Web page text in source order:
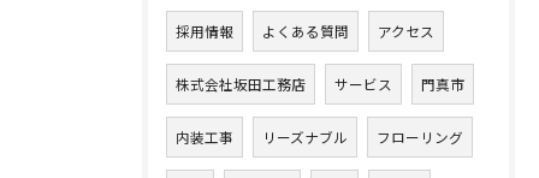
採用情報 よくある質問 アクセス
株式会社坂田工務店 サービス 門真市
内装工事 リーズナブル フローリング
お問い合わせはこちら